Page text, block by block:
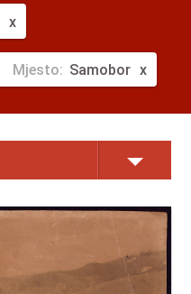
Mjesto: Samobor